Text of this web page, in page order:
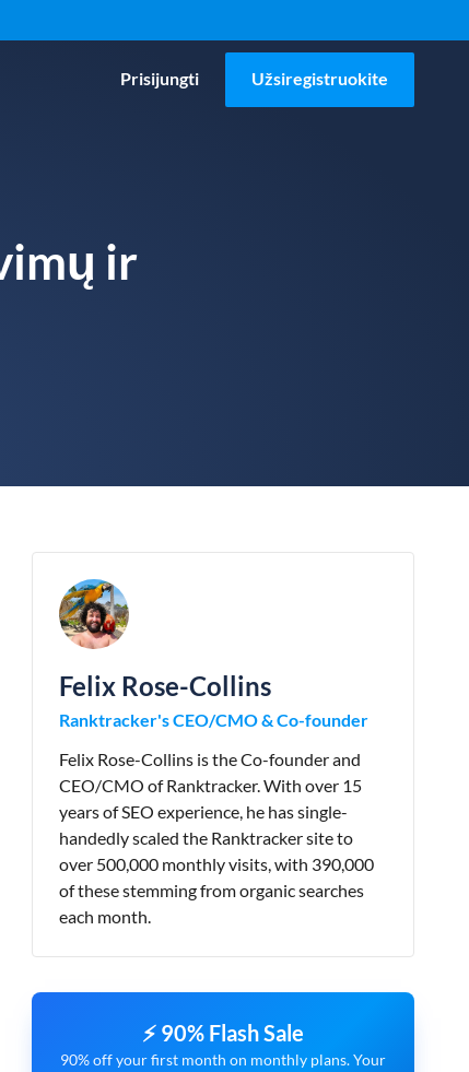
Prisijungti Užsiregistruokite
ir
Felix Rose-Collins
Ranktracker's CEO/CMO & Co-founder
Felix Rose-Collins is the Co-founder and
CEO/CMO of Ranktracker. With over 15
years of SEO experience, he has single-
handedly scaled the Ranktracker site to
over 500,000 monthly visits, with 390,000
of these stemming from organic searches
each month.
⚡ 90% Flash Sale
90% off your first month on monthly plans. Your